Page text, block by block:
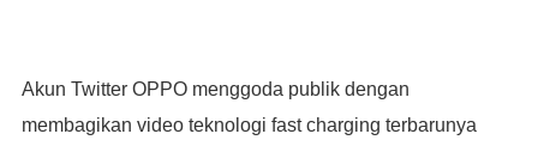
Akun Twitter OPPO menggoda publik dengan
membagikan video teknologi fast charging terbarunya